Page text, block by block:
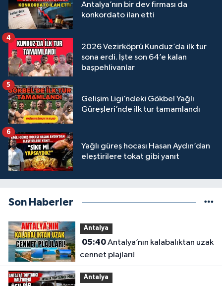
Antalya’nın bir dev firması da
konkordato ilan etti
2026 Vezirköprü Kunduz’da ilk tur
sona erdi. İşte son 64’e kalan
başpehlivanlar
4
Gelişim Ligi’ndeki Gökbel Yağlı
Güreşleri’nde ilk tur tamamlandı
5
Yağlı güreş hocası Hasan Aydın’dan
eleştirilere tokat gibi yanıt
6
Son Haberler
Antalya
05:40Antalya’nın kalabalıktan uzak
cennet plajları!
Antalya